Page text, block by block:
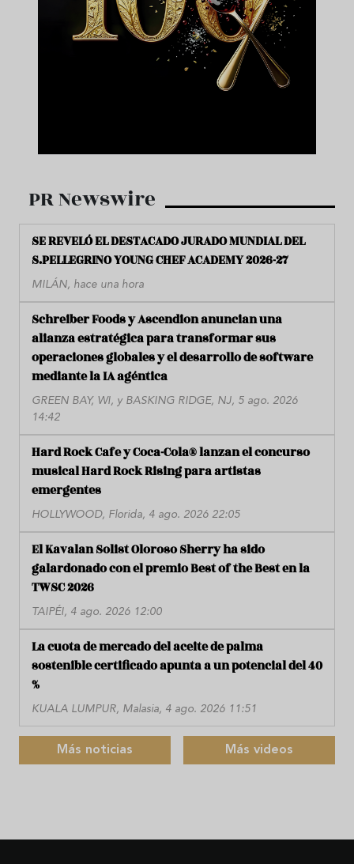
PR Newswire
SE REVELÓ EL DESTACADO JURADO MUNDIAL DEL
S.PELLEGRINO YOUNG CHEF ACADEMY 2026-27
MILÁN, hace una hora
Schreiber Foods y Ascendion anuncian una
alianza estratégica para transformar sus
operaciones globales y el desarrollo de software
mediante la IA agéntica
GREEN BAY, WI, y BASKING RIDGE, NJ, 5 ago. 2026
14:42
Hard Rock Cafe y Coca-Cola® lanzan el concurso
musical Hard Rock Rising para artistas
emergentes
HOLLYWOOD, Florida, 4 ago. 2026 22:05
El Kavalan Solist Oloroso Sherry ha sido
galardonado con el premio Best of the Best en la
TWSC 2026
TAIPÉI, 4 ago. 2026 12:00
La cuota de mercado del aceite de palma
sostenible certificado apunta a un potencial del 40
%
KUALA LUMPUR, Malasia, 4 ago. 2026 11:51
Más noticias Más videos